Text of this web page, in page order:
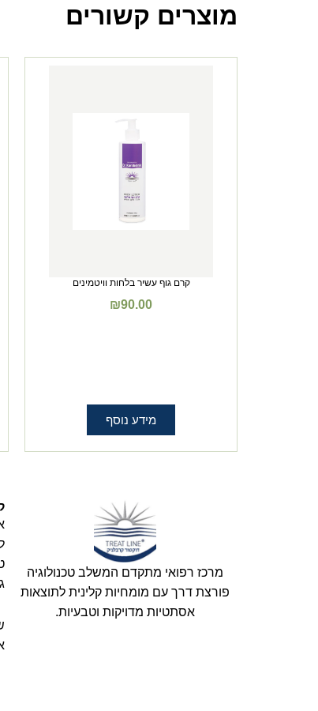
מוצרים קשורים
קרם גוף עשיר בלחות וויטמינים
₪90.00
מידע נוסף
מרכז רפואי מתקדם המשלב טכנולוגיה
פורצת דרך עם מומחיות קלינית לתוצאות
אסתטיות מדויקות וטבעיות.